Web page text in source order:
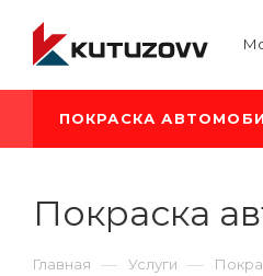
ПОКРАСКА
Покраска
Главная — Услуги —